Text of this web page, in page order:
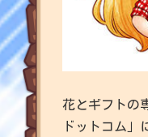
花とギフトの
ドットコム」